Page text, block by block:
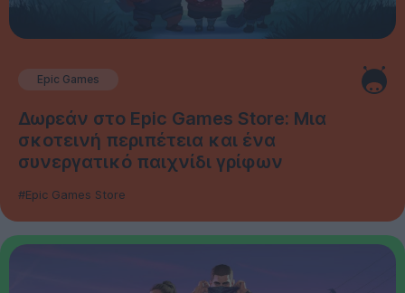
Epic Games
Δωρεάν στο Epic Games Store: Μια
σκοτεινή περιπέτεια και ένα
συνεργατικό παιχνίδι γρίφων
#Epic Games Store